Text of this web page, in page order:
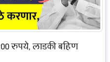
रुपये, लाडकी बहिण